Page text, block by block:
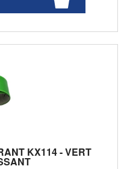
KX114 - VERT